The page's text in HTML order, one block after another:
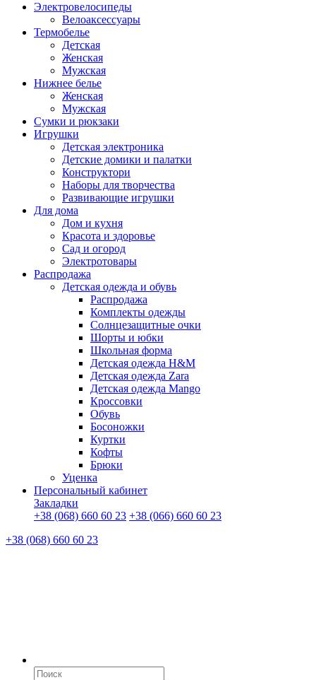
Электровелосипеды
Велоаксессуары
Термобелье
Детская
Женская
Мужская
Нижнее белье
Женская
Мужская
Сумки и рюкзаки
Игрушки
Детская электроника
Детские домики и палатки
Конструктори
Наборы для творчества
Развивающие игрушки
Для дома
Дом и кухня
Красота и здоровье
Сад и огород
Электротовары
Распродажа
Детская одежда и обувь
Распродажа
Комплекты одежды
Солнцезащитные очки
Шорты и юбки
Школьная форма
Детская одежда H&M
Детская одежда Zara
Детская одежда Mango
Кроссовки
Обувь
Босоножки
Куртки
Кофты
Брюки
Уценка
Персональный кабинет
Закладки
+38 (068) 660 60 23 +38 (066) 660 60 23
+38 (068) 660 60 23